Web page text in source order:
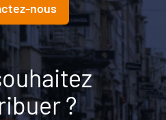
nous
?